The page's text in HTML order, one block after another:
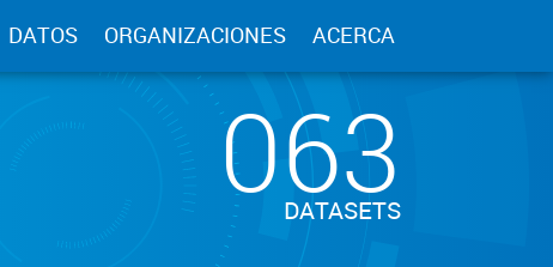
DATOS ORGANIZACIONES ACERCA
063
DATASETS